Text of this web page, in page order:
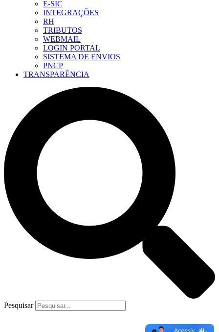
E-SIC
INTEGRAÇÕES
RH
TRIBUTOS
WEBMAIL
LOGIN PORTAL
SISTEMA DE ENVIOS
PNCP
TRANSPARÊNCIA
Pesquisar